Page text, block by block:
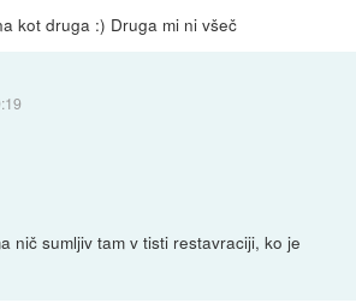
kot druga :) Druga mi ni všeč
nič sumljiv tam v tisti restavraciji, ko je